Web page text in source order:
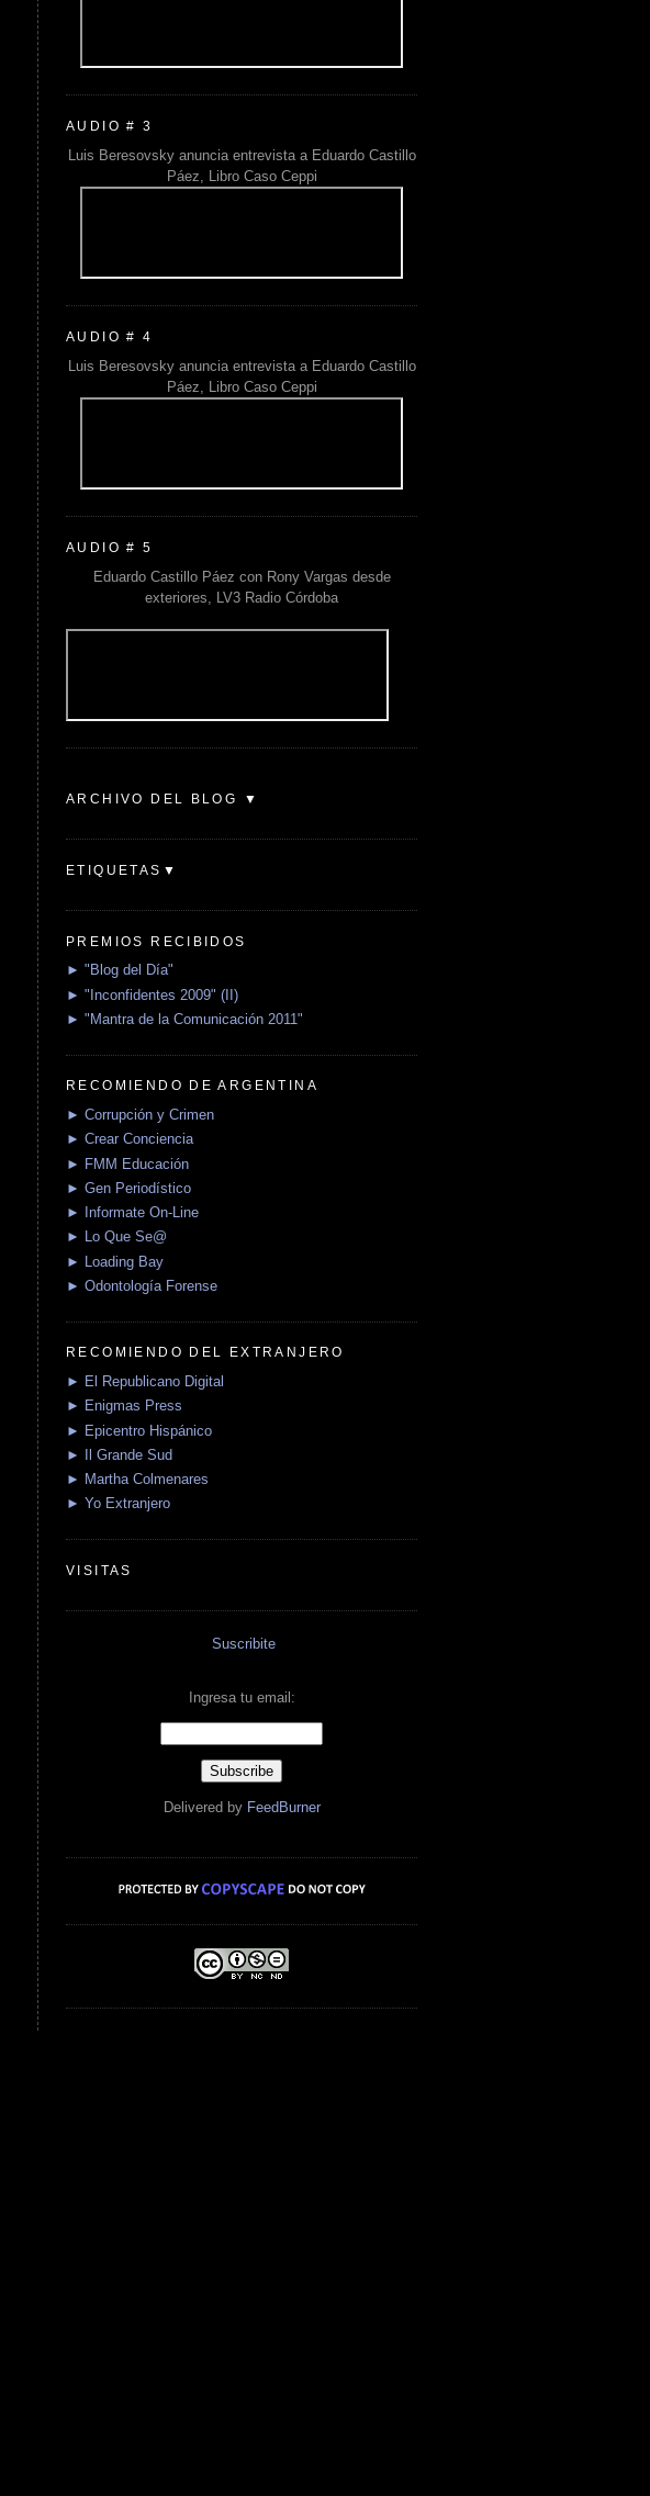
AUDIO # 3
Luis Beresovsky anuncia entrevista a Eduardo Castillo
Páez, Libro Caso Ceppi
AUDIO # 4
Luis Beresovsky anuncia entrevista a Eduardo Castillo
Páez, Libro Caso Ceppi
AUDIO # 5
Eduardo Castillo Páez con Rony Vargas desde
exteriores, LV3 Radio Córdoba
ARCHIVO DEL BLOG ▼
ETIQUETAS▼
PREMIOS RECIBIDOS
► "Blog del Día"
► "Inconfidentes 2009" (II)
► "Mantra de la Comunicación 2011"
RECOMIENDO DE ARGENTINA
► Corrupción y Crimen
► Crear Conciencia
► FMM Educación
► Gen Periodístico
► Informate On-Line
► Lo Que Se@
► Loading Bay
► Odontología Forense
RECOMIENDO DEL EXTRANJERO
► El Republicano Digital
► Enigmas Press
► Epicentro Hispánico
► Il Grande Sud
► Martha Colmenares
► Yo Extranjero
VISITAS
Suscribite
Ingresa tu email:
Delivered by FeedBurner